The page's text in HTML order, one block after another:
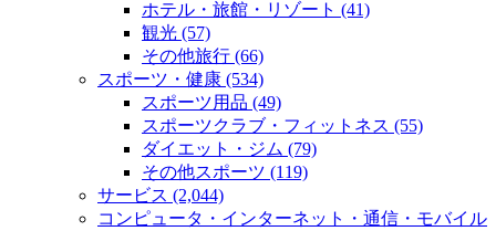
ホテル・旅館・リゾート (41)
観光 (57)
その他旅行 (66)
スポーツ・健康 (534)
スポーツ用品 (49)
スポーツクラブ・フィットネス (55)
ダイエット・ジム (79)
その他スポーツ (119)
サービス (2,044)
コンピュータ・インターネット・通信・モバイル